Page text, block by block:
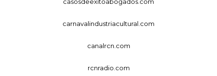
carnavalindustriacultural.com
canalrcn.com
rcnradio.com